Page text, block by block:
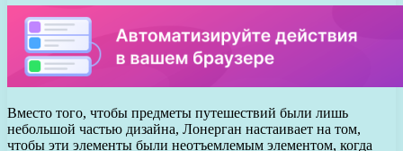
Вместо того, чтобы предметы путешествий были лишь
небольшой частью дизайна, Лонерган настаивает на том,
чтобы эти элементы были неотъемлемым элементом, когда